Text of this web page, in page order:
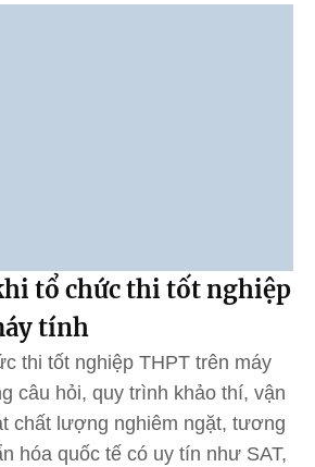
tổ chức thi tốt nghiệp
tính
thi tốt nghiệp THPT trên máy
câu hỏi, quy trình khảo thí, vận
chất lượng nghiêm ngặt, tương
hóa quốc tế có uy tín như SAT,